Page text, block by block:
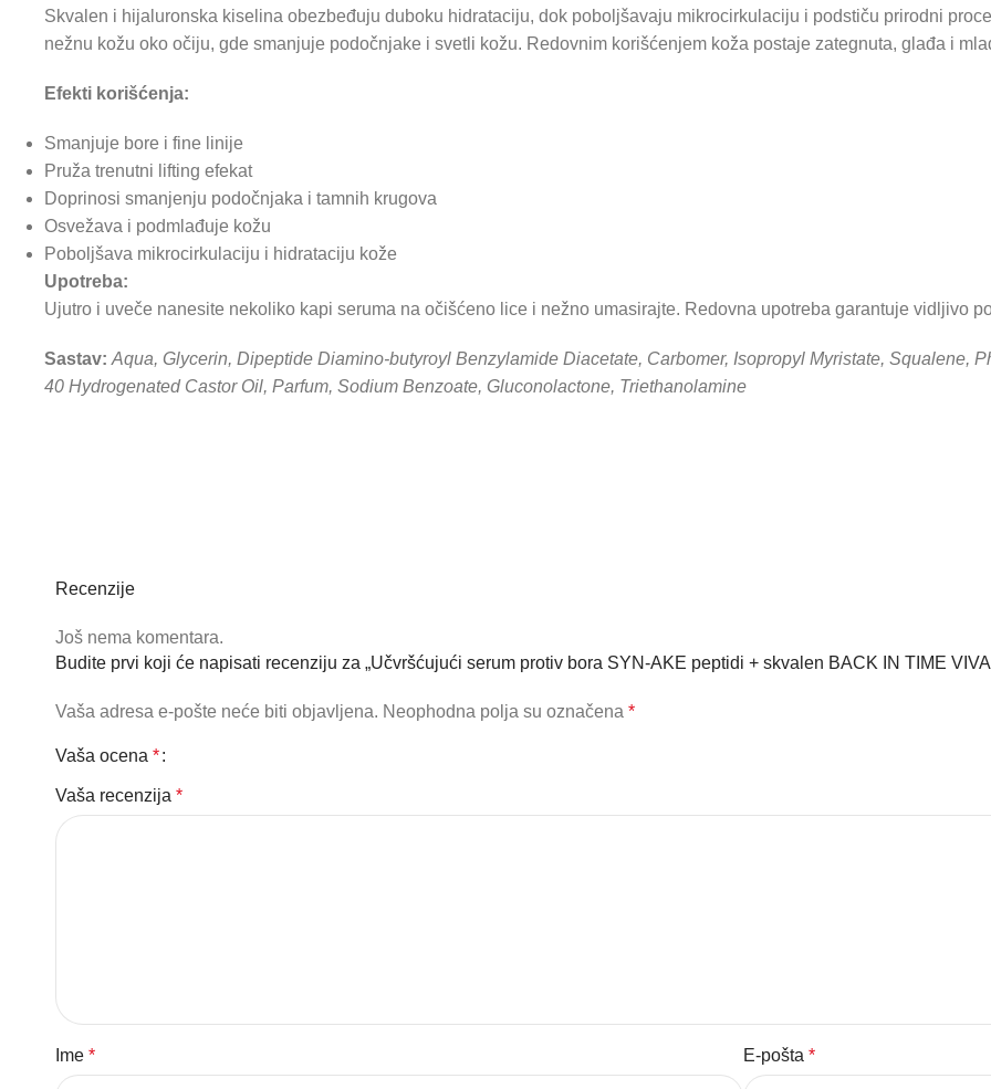
Skvalen i hijaluronska kiselina obezbeđuju duboku hidrataciju, dok poboljšavaju mikrocirkulaciju i podstiču prirodni
nežnu kožu oko očiju, gde smanjuje podočnjake i svetli kožu. Redovnim korišćenjem koža postaje zategnuta, glađa i
Efekti korišćenja:
Smanjuje bore i fine linije
Pruža trenutni lifting efekat
Doprinosi smanjenju podočnjaka i tamnih krugova
Osvežava i podmlađuje kožu
Poboljšava mikrocirkulaciju i hidrataciju kože
Upotreba:
Ujutro i uveče nanesite nekoliko kapi seruma na očišćeno lice i nežno umasirajte. Redovna upotreba garantuje vidljivo
Sastav: Aqua, Glycerin, Dipeptide Diamino-butyroyl Benzylamide Diacetate, Carbomer, Isopropyl Myristate, Squalene,
40 Hydrogenated Castor Oil, Parfum, Sodium Benzoate, Gluconolactone, Triethanolamine
Recenzije
Još nema komentara.
Budite prvi koji će napisati recenziju za „Učvršćujući serum protiv bora SYN-AKE peptidi + skvalen BACK IN TIME
Vaša adresa e-pošte neće biti objavljena. Neophodna polja su označena *
Vaša ocena *
Vaša recenzija *
Ime * E-pošta *